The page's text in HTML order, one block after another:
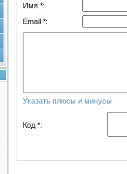
Имя *:
Email *:
Указать плюсы и минусы
Код *: